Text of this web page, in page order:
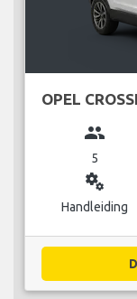
OPEL
group
5
miscellaneous_services
Handleiding